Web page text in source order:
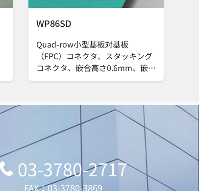
WP86SD
Quad-row小型基板対基板
（FPC）コネクタ、スタッキング
コネクタ、嵌合高さ0.6mm、嵌合
部ピッチ0.25mm、実装部ピッチ
03-3780-2717
FAX：03-3780-3869